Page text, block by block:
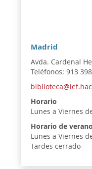
Madrid
Avda. Cardenal
Teléfonos: 913
Horario
Lunes a Viernes
Horario de
Lunes a Viernes
Tardes cerrado